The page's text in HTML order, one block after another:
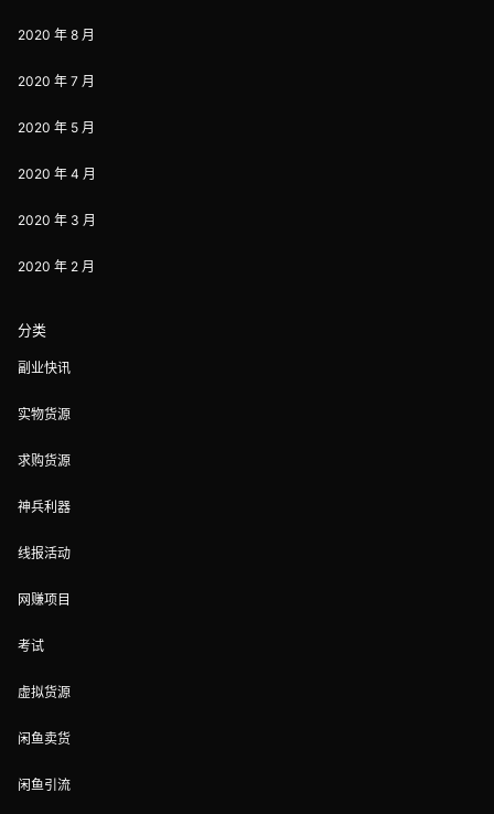
2020 年 8 月
2020 年 7 月
2020 年 5 月
2020 年 4 月
2020 年 3 月
2020 年 2 月
分类
副业快讯
实物货源
求购货源
神兵利器
线报活动
网赚项目
考试
虚拟货源
闲鱼卖货
闲鱼引流